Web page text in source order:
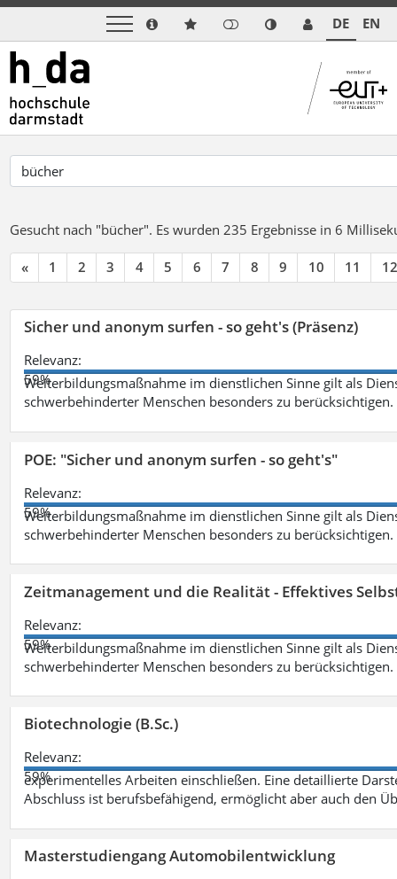
DE EN
Gesucht nach "bücher". Es wurden 235 Ergebnisse in 6
« 1 2 3 4 5 6 7 8 9 10 11 12
Sicher und anonym surfen - so geht's (Präsenz)
Relevanz:
59%
Weiterbildungsmaßnahme im dienstlichen Sinne gilt als
schwerbehinderter Menschen besonders zu berücksichtigen.
POE: "Sicher und anonym surfen - so geht's"
Relevanz:
59%
Weiterbildungsmaßnahme im dienstlichen Sinne gilt als
schwerbehinderter Menschen besonders zu berücksichtigen.
Zeitmanagement und die Realität - Effektives
Relevanz:
59%
Weiterbildungsmaßnahme im dienstlichen Sinne gilt als
schwerbehinderter Menschen besonders zu berücksichtigen.
Biotechnologie (B.Sc.)
Relevanz:
59%
experimentelles Arbeiten einschließen. Eine detaillierte
Abschluss ist berufsbefähigend, ermöglicht aber auch den
Masterstudiengang Automobilentwicklung